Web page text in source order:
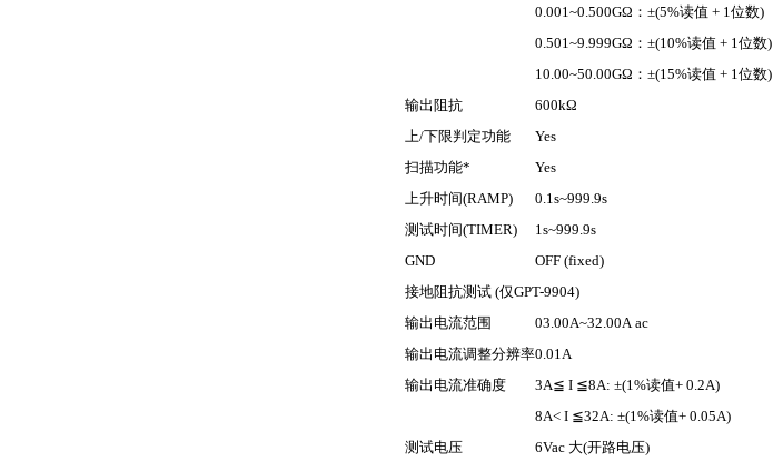
0.001~0.500GΩ ：±(5%读值 + 1位数)
0.501~9.999GΩ ：±(10%读值 + 1位数)
10.00~50.00GΩ ：±(15%读值 + 1位数)
输出阻抗
600kΩ
上/下限判定功能
Yes
扫描功能*
Yes
上升时间(RAMP)
0.1s~999.9s
测试时间(TIMER)
1s~999.9s
GND
OFF (fixed)
接地阻抗测试 (仅GPT-9904)
输出电流范围
03.00A~32.00A ac
输出电流调整分辨率0.01A
输出电流准确度
3A≦ I ≦8A: ±(1%读值+ 0.2A)
8A< I ≦32A: ±(1%读值+ 0.05A)
测试电压
6Vac 大(开路电压)